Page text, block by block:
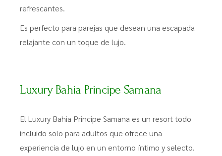
refrescantes.
Es perfecto para parejas que desean una escapada
relajante con un toque de lujo.
Luxury Bahia Principe Samana
El Luxury Bahia Principe Samana es un resort todo
incluido solo para adultos que ofrece una
experiencia de lujo en un entorno íntimo y selecto.